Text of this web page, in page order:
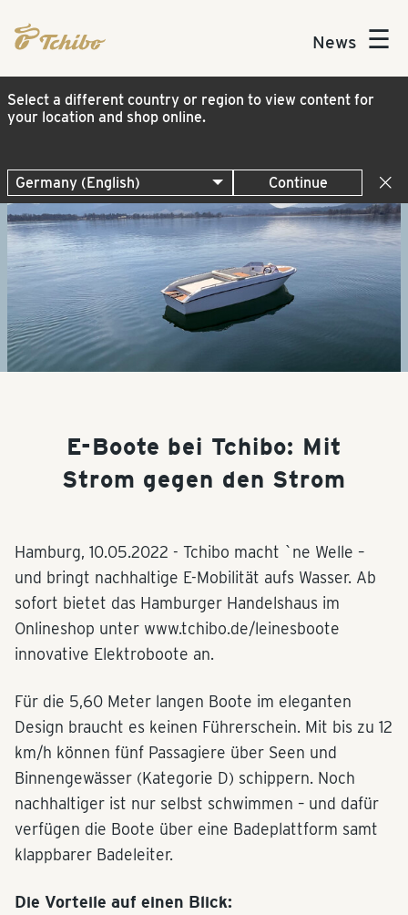
News ☰
Select a different country or region to view content for
your location and shop online.
Continue
E-Boote bei Tchibo: Mit
Strom gegen den Strom
Hamburg, 10.05.2022 - Tchibo macht `ne Welle –
und bringt nachhaltige E-Mobilität aufs Wasser. Ab
sofort bietet das Hamburger Handelshaus im
Onlineshop unter www.tchibo.de/leinesboote
innovative Elektroboote an.
Für die 5,60 Meter langen Boote im eleganten
Design braucht es keinen Führerschein. Mit bis zu 12
km/h können fünf Passagiere über Seen und
Binnengewässer (Kategorie D) schippern. Noch
nachhaltiger ist nur selbst schwimmen – und dafür
verfügen die Boote über eine Badeplattform samt
klappbarer Badeleiter.
Die Vorteile auf einen Blick: